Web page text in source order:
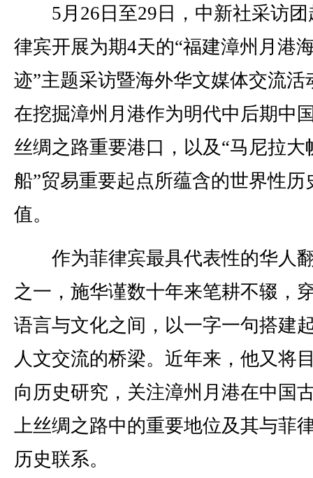
5月26日至29日，中新社采访团
律宾开展为期4天的“福建漳州月港
迹”主题采访暨海外华文媒体交流活
在挖掘漳州月港作为明代中后期中
丝绸之路重要港口，以及“马尼拉大
船”贸易重要起点所蕴含的世界性历
值。
作为菲律宾最具代表性的华人
之一，施华谨数十年来笔耕不辍，
语言与文化之间，以一字一句搭建
人文交流的桥梁。近年来，他又将
向历史研究，关注漳州月港在中国
上丝绸之路中的重要地位及其与菲
历史联系。